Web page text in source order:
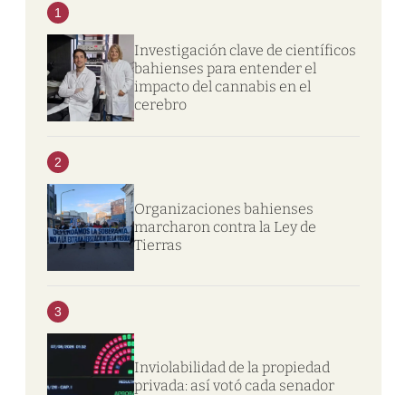
1
Investigación clave de científicos
bahienses para entender el
impacto del cannabis en el
cerebro
2
Organizaciones bahienses
marcharon contra la Ley de
Tierras
3
Inviolabilidad de la propiedad
privada: así votó cada senador